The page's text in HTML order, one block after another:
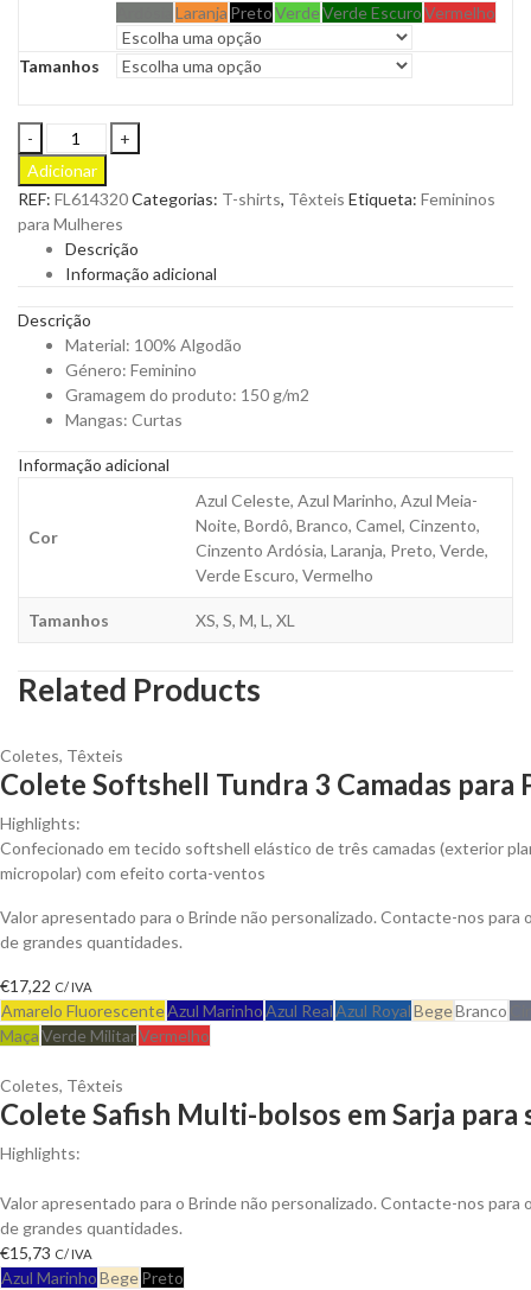
Laranja PretoVerdeVerde EscuroVermelho
Tamanhos
Shirt
Ladies
Iconic
T
para
Personalizar
Adicionar
REF: FL614320Categorias: T-shirts, Têxteis Etiqueta: Femininos
para Mulheres
Descrição
Informação adicional
Descrição
Material: 100% Algodão
Género: Feminino
Gramagem do produto: 150 g/m2
Mangas: Curtas
Informação adicional
Cor
Azul Celeste, Azul Marinho, Azul Meia-
Noite, Bordô, Branco, Camel, Cinzento,
Cinzento Ardósia, Laranja, Preto, Verde,
Verde Escuro, Vermelho
Tamanhos XS, S, M, L, XL
Related Products
Coletes, Têxteis
Colete Softshell Tundra 3 Camadas para
Highlights:
Confecionado em tecido softshell elástico de três camadas (exterior
micropolar) com efeito corta-ventos
Valor apresentado para o Brinde não personalizado. Contacte-nos
de grandes quantidades.
€17,22 C/ IVA
Amarelo FluorescenteAzul MarinhoAzul RealAzul RoyalBegeBranco
MaçaVerde MilitarVermelho
Coletes, Têxteis
Colete Safish Multi-bolsos em Sarja para
Highlights:
Valor apresentado para o Brinde não personalizado. Contacte-nos
de grandes quantidades.
€15,73 C/ IVA
Azul MarinhoBegePreto